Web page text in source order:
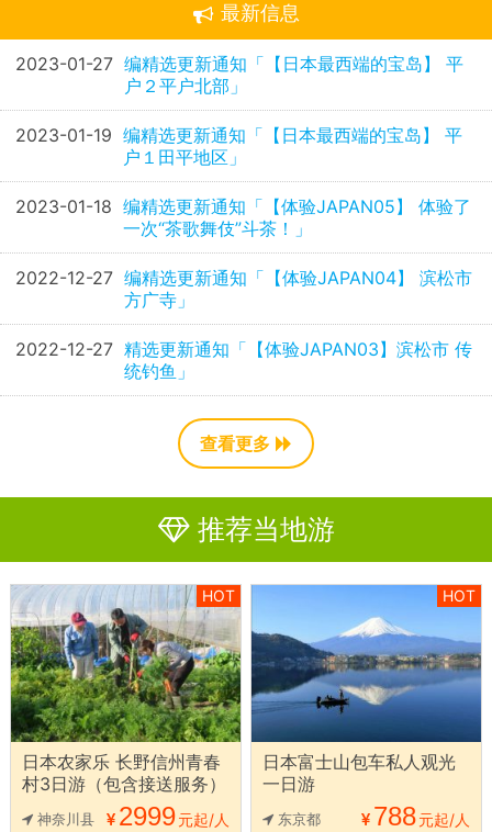
最新信息
2023-01-27 编精选更新通知「【日本最西端的宝岛】 平
户２平户北部」
2023-01-19 编精选更新通知「【日本最西端的宝岛】 平
户１田平地区」
2023-01-18 编精选更新通知「【体验JAPAN05】 体验了
一次“茶歌舞伎”斗茶！」
2022-12-27 编精选更新通知「【体验JAPAN04】 滨松市
方广寺」
2022-12-27 精选更新通知「【体验JAPAN03】滨松市 传
统钓鱼」
查看更多
推荐当地游
HOT
日本农家乐 长野信州青春
村3日游（包含接送服务）
神奈川县 2999元起/人
HOT
日本富士山包车私人观光
一日游
东京都 788元起/人